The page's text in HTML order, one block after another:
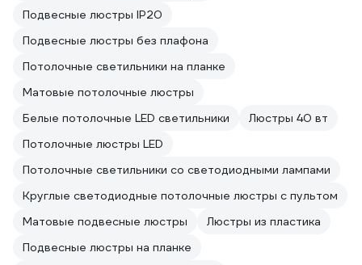
Подвесные люстры IP20
Подвесные люстры без плафона
Потолочные светильники на планке
Матовые потолочные люстры
Белые потолочные LED светильники
Люстры 40 вт
Потолочные люстры LED
Потолочные светильники со светодиодными лампами
Круглые светодиодные потолочные люстры с пультом
Матовые подвесные люстры
Люстры из пластика
Подвесные люстры на планке